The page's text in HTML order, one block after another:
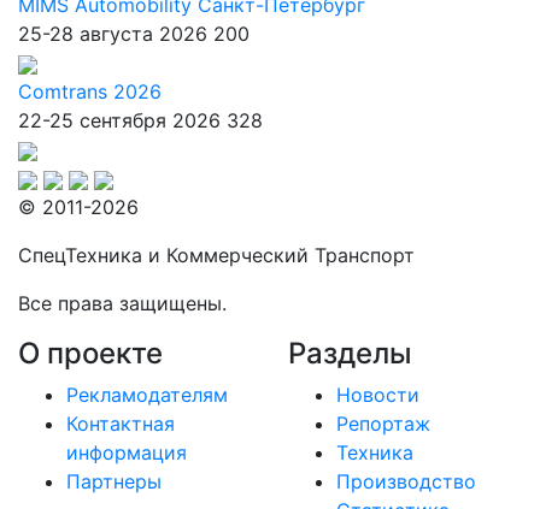
MIMS Automobility Санкт-Петербург
25-28 августа 2026 200
Comtrans 2026
22-25 сентября 2026 328
© 2011-2026
СпецТехника и Коммерческий Транспорт
Все права защищены.
О проекте
Рекламодателям
Контактная
информация
Партнеры
Разделы
Новости
Репортаж
Техника
Производство